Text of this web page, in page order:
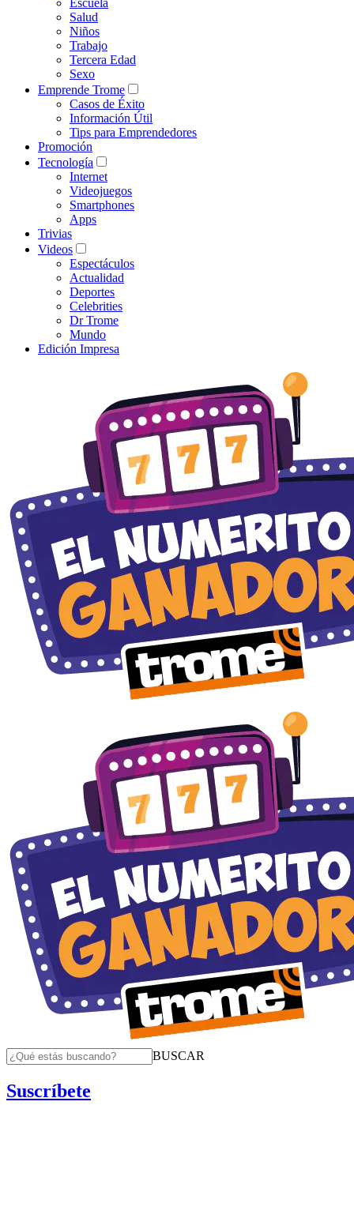
Escuela
Salud
Niños
Trabajo
Tercera Edad
Sexo
Emprende Trome
Casos de Éxito
Información Útil
Tips para Emprendedores
Promoción
Tecnología
Internet
Videojuegos
Smartphones
Apps
Trivias
Videos
Espectáculos
Actualidad
Deportes
Celebrities
Dr Trome
Mundo
Edición Impresa
BUSCAR
Suscríbete